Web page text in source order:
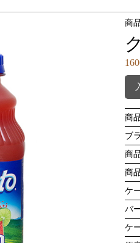
商
商
ブ
商
商
ケ
バ
ケ